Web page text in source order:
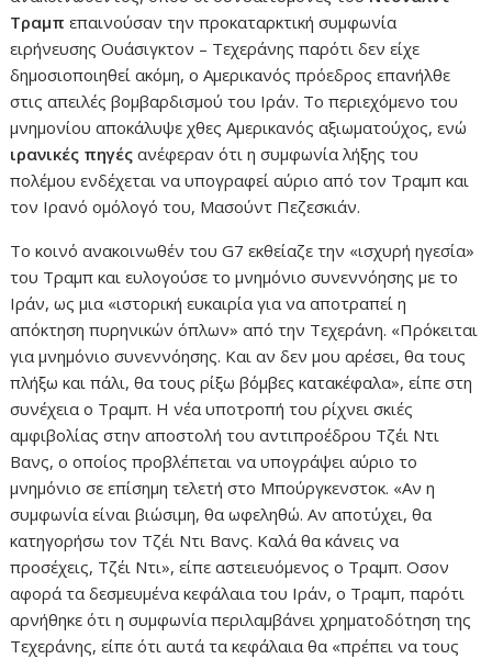
Τραμπεπαινούσαν την προκαταρκτική συμφωνία
ειρήνευσης Ουάσιγκτον – Τεχεράνης παρότι δεν είχε
δημοσιοποιηθεί ακόμη, ο Αμερικανός πρόεδρος επανήλθε
στις απειλές βομβαρδισμού του Ιράν. Το περιεχόμενο του
μνημονίου αποκάλυψε χθες Αμερικανός αξιωματούχος, ενώ
ιρανικές πηγές ανέφεραν ότι η συμφωνία λήξης του
πολέμου ενδέχεται να υπογραφεί αύριο από τον Τραμπ και
τον Ιρανό ομόλογό του, Μασούντ Πεζεσκιάν.
Το κοινό ανακοινωθέν του G7 εκθείαζε την «ισχυρή ηγεσία»
του Τραμπ και ευλογούσε το μνημόνιο συνεννόησης με το
Ιράν, ως μια «ιστορική ευκαιρία για να αποτραπεί η
απόκτηση πυρηνικών όπλων» από την Τεχεράνη. «Πρόκειται
για μνημόνιο συνεννόησης. Και αν δεν μου αρέσει, θα τους
πλήξω και πάλι, θα τους ρίξω βόμβες κατακέφαλα», είπε στη
συνέχεια ο Τραμπ. Η νέα υποτροπή του ρίχνει σκιές
αμφιβολίας στην αποστολή του αντιπροέδρου Τζέι Ντι
Βανς, ο οποίος προβλέπεται να υπογράψει αύριο το
μνημόνιο σε επίσημη τελετή στο Μπούργκενστοκ. «Αν η
συμφωνία είναι βιώσιμη, θα ωφεληθώ. Αν αποτύχει, θα
κατηγορήσω τον Τζέι Ντι Βανς. Καλά θα κάνεις να
προσέχεις, Τζέι Ντι», είπε αστειευόμενος ο Τραμπ. Οσον
αφορά τα δεσμευμένα κεφάλαια του Ιράν, ο Τραμπ, παρότι
αρνήθηκε ότι η συμφωνία περιλαμβάνει χρηματοδότηση της
Τεχεράνης, είπε ότι αυτά τα κεφάλαια θα «πρέπει να τους